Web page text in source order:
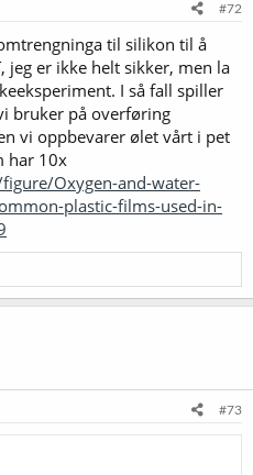
#72
til silikon til å
jeg er ikke helt sikker, men la
I så fall spiller
bruker på overføring
vi oppbevarer ølet vårt i pet
har 10x
Oxygen-and-water-
plastic-films-used-in-
#73